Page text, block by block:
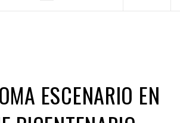
ESCENARIO EN